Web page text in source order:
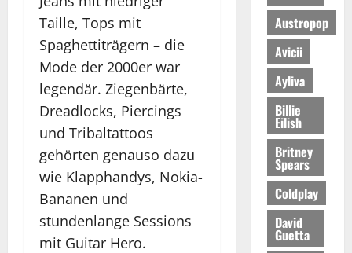
Taille, Tops mit
Spaghettiträgern – die
Mode der 2000er war
legendär. Ziegenbärte,
Dreadlocks, Piercings
und Tribaltattoos
gehörten genauso dazu
wie Klapphandys, Nokia-
Bananen und
stundenlange Sessions
mit Guitar Hero.
Austropop
Avicii
Ayliva
Billie
Eilish
Britney
Spears
Coldplay
David
Guetta